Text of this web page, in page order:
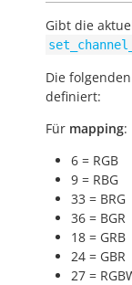
Gibt die
Die folgenden
definiert:
Für mapping:
6 = RGB
9 = RBG
33 = BRG
36 = BGR
18 = GRB
24 = GBR
27 =